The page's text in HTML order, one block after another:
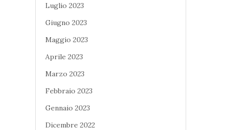
Luglio 2023
Giugno 2023
Maggio 2023
Aprile 2023
Marzo 2023
Febbraio 2023
Gennaio 2023
Dicembre 2022